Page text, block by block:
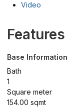
Video
Features
Base Information
Bath
1
Square meter
154.00 sqmt